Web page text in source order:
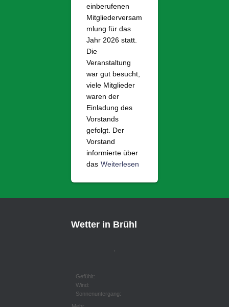
einberufenen
Mitgliederversam
mlung für das
Jahr 2026 statt.
Die
Veranstaltung
war gut besucht,
viele Mitglieder
waren der
Einladung des
Vorstands
gefolgt. Der
Vorstand
informierte über
das Weiterlesen
Wetter in Brühl
Gefühlt:
Wind:
Sonnenuntergang: